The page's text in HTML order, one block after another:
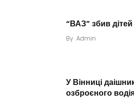
“ВАЗ” збив
By Admin
У Вінниці
озброєного